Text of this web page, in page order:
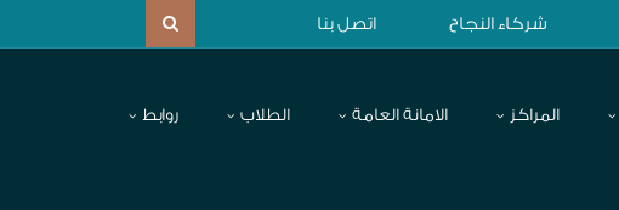
شركاء النجاح اتصل بنا
المراكز الامانة العامة الطلاب روابط